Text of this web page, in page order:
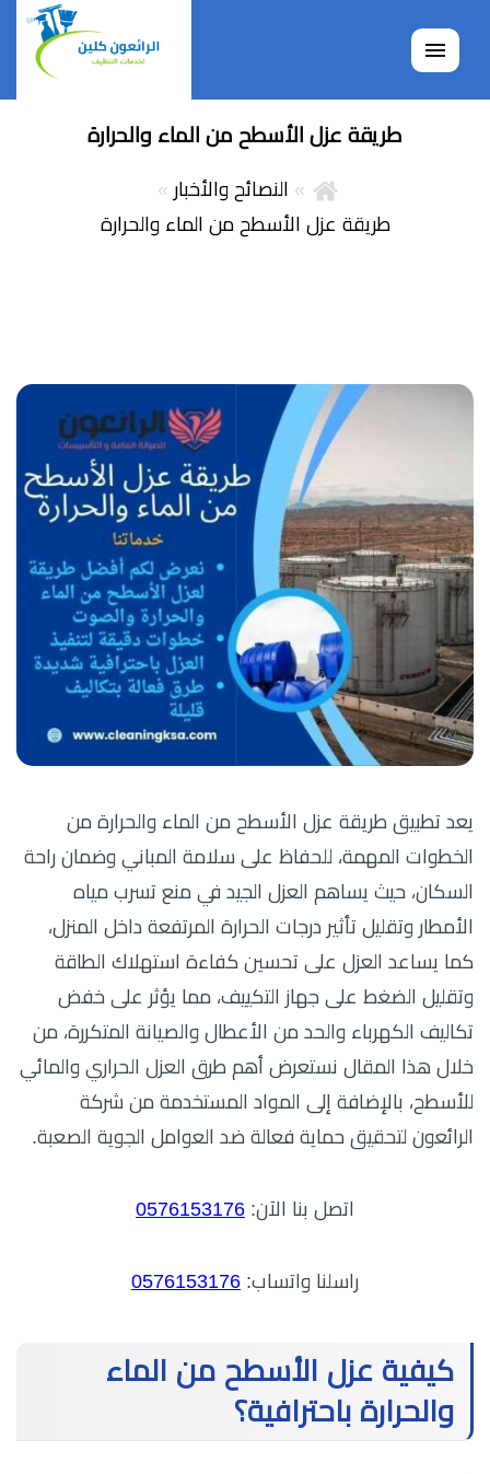
القائمة
طريقة عزل الأسطح من الماء والحرارة
النصائح والأخبار
طريقة عزل الأسطح من الماء والحرارة
يعد تطبيق طريقة عزل الأسطح من الماء والحرارة من
الخطوات المهمة، للحفاظ على سلامة المباني وضمان راحة
السكان، حيث يساهم العزل الجيد في منع تسرب مياه
الأمطار وتقليل تأثير درجات الحرارة المرتفعة داخل المنزل،
كما يساعد العزل على تحسين كفاءة استهلاك الطاقة
وتقليل الضغط على جهاز التكييف، مما يؤثر على خفض
تكاليف الكهرباء والحد من الأعطال والصيانة المتكررة، من
خلال هذا المقال نستعرض أهم طرق العزل الحراري والمائي
للأسطح، بالإضافة إلى المواد المستخدمة من شركة
الرائعون لتحقيق حماية فعالة ضد العوامل الجوية الصعبة.
اتصل بنا الآن: 0576153176
راسلنا واتساب: 0576153176
كيفية عزل الأسطح من الماء
والحرارة باحترافية؟